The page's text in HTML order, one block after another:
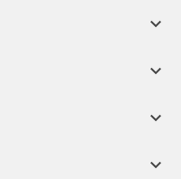



